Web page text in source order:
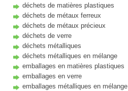
déchets de matières plastiques
déchets de métaux ferreux
déchets de métaux précieux
déchets de verre
déchets métalliques
déchets métalliques en mélange
emballages en matières plastiques
emballages en verre
emballages métalliques en mélange